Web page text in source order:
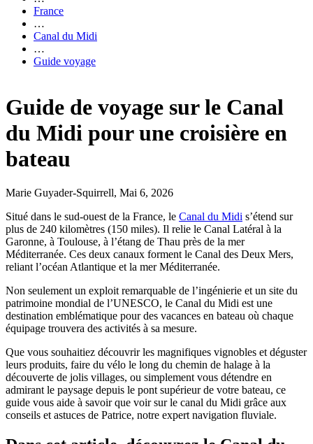
France
…
Canal du Midi
…
Guide voyage
Guide de voyage sur le Canal
du Midi pour une croisière en
bateau
Marie Guyader-Squirrell, Mai 6, 2026
Situé dans le sud-ouest de la France, le Canal du Midi s’étend sur
plus de 240 kilomètres (150 miles). Il relie le Canal Latéral à la
Garonne, à Toulouse, à l’étang de Thau près de la mer
Méditerranée. Ces deux canaux forment le Canal des Deux Mers,
reliant l’océan Atlantique et la mer Méditerranée.
Non seulement un exploit remarquable de l’ingénierie et un site du
patrimoine mondial de l’UNESCO, le Canal du Midi est une
destination emblématique pour des vacances en bateau où chaque
équipage trouvera des activités à sa mesure.
Que vous souhaitiez découvrir les magnifiques vignobles et déguster
leurs produits, faire du vélo le long du chemin de halage à la
découverte de jolis villages, ou simplement vous détendre en
admirant le paysage depuis le pont supérieur de votre bateau, ce
guide vous aide à savoir que voir sur le canal du Midi grâce aux
conseils et astuces de Patrice, notre expert navigation fluviale.